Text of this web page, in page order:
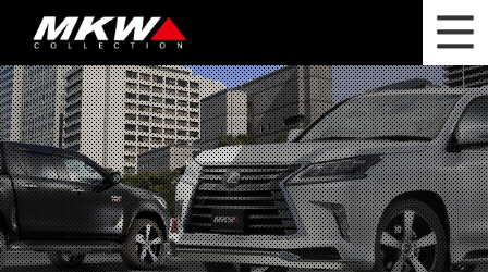
WHAT'S NEW ニュース
WHEEL LINEUP ホイールラインナップ
OTHER PRODUCT 関連製品
PHOTO GALLERY フォトギャラリー